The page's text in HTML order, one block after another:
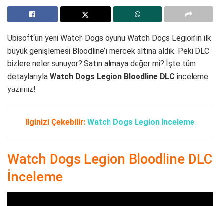
Ubisoft‘un yeni Watch Dogs oyunu Watch Dogs Legion’ın ilk
büyük genişlemesi Bloodline’ı mercek altına aldık. Peki DLC
bizlere neler sunuyor? Satın almaya değer mi? İşte tüm
detaylarıyla Watch Dogs Legion Bloodline DLC inceleme
yazımız!
İlginizi Çekebilir: Watch Dogs Legion İnceleme
Watch Dogs Legion Bloodline DLC
İnceleme